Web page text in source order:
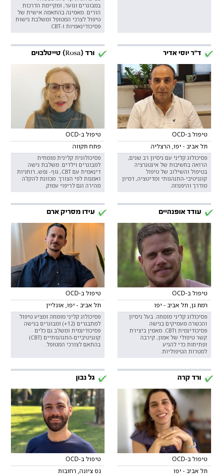
במבוגרים ונוער, ומקיימת הדרכות
הורים. מאמינה בהתאמה אישית של
טיפול לצרכי המטופל ומשלבת גישות
פסיכודינאמיות ו-CBT
ד"ר יוסי אדיר
טיפול ב-OCD
תל אביב - יפו, הרצליה
פסיכולוג קליני עם ניסיון רב שנים,
הרואה בחשיבות של אינטגרציה
בטיפול והשילוב של טיפול
קוגניטיבי-התנהגותי ומדיטציה, דמיון
מודרך והיפנוזה.
ורד (Rosa) טייטלבוים
טיפול ב-OCD
פתח תקווה
פסיכולוגית קלינית מומחית
למבוגרים וילדים. משלבת גישה
דינאמית עם CBT, גוף- נפש, רוחניות
ואמנות לפי הצורך. מכוונת להקלה
מהירה וגם לריפוי עמוק.
עודד אופנהיים
טיפול ב-OCD
רמת גן, תל אביב - יפו
פסיכולוג קליני מומחה. בעל ניסיון
והכשרה מעמיקים בגישה
פסיכודינמית וCBT. מאמין ביצירת
קשר טיפולי של אמון, קירבה
ופתיחות כדי להגיע
למטרות הטיפוליות.
עידו מסריק ארם
טיפול ב-OCD
תל אביב - יפו, אונליין
פסיכולוג קליני מומחה ומציע טיפול
למתבגרים (12+) ומבוגרים בגישה
פסיכודינמית ומשלב גם כלים
קוגניטיביים-התנהגותיים (CBT)
בהתאם לצורכי המטופל.
ורד קרה
טיפול ב-OCD
תל אביב - יפו
גל נבון
טיפול ב-OCD
נס ציונה, רחובות